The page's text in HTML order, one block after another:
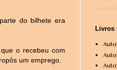
do bilhete era
o recebeu com
um emprego.
Livros